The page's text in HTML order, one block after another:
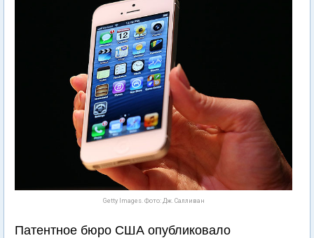
Getty Images. Фото: Дж. Салливан
Патентное бюро США опубликовало